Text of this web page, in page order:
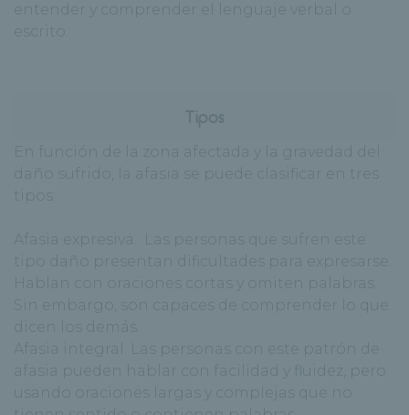
entender y comprender el lenguaje verbal o
escrito.
En función de la zona afectada y la gravedad del
daño sufrido, la afasia se puede clasificar en tres
tipos:
Afasia expresiva. Las personas que sufren este
tipo daño presentan dificultades para expresarse.
Hablan con oraciones cortas y omiten palabras.
Sin embargo, son capaces de comprender lo que
dicen los demás.
Afasia integral. Las personas con este patrón de
afasia pueden hablar con facilidad y fluidez, pero
usando oraciones largas y complejas que no